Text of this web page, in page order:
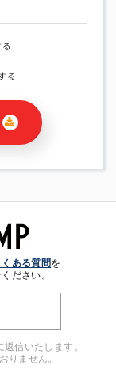
社及び第三者の
が、それらに
に加工した統
信について
内で使用する
スの他の利用
る
くある質問を
ださい。
信いたします。
りません。